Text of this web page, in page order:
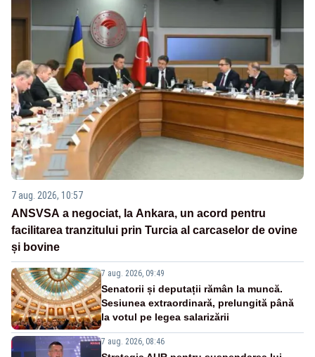
7 aug. 2026, 10:57
ANSVSA a negociat, la Ankara, un acord pentru
facilitarea tranzitului prin Turcia al carcaselor de ovine
și bovine
7 aug. 2026, 09:49
Senatorii și deputații rămân la muncă.
Sesiunea extraordinară, prelungită până
la votul pe legea salarizării
7 aug. 2026, 08:46